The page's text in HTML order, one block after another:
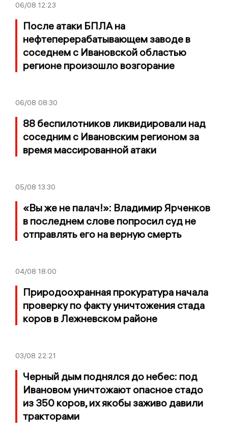
06/08 12:23
После атаки БПЛА на
нефтеперерабатывающем заводе в
соседнем с Ивановской областью
регионе произошло возгорание
06/08 08:30
88 беспилотников ликвидировали над
соседним с Ивановским регионом за
время массированной атаки
05/08 13:30
«Вы же не палач!»: Владимир Ярченков
в последнем слове попросил суд не
отправлять его на верную смерть
04/08 18:00
Природоохранная прокуратура начала
проверку по факту уничтожения стада
коров в Лежневском районе
03/08 22:21
Черный дым поднялся до небес: под
Ивановом уничтожают опасное стадо
из 350 коров, их якобы заживо давили
тракторами